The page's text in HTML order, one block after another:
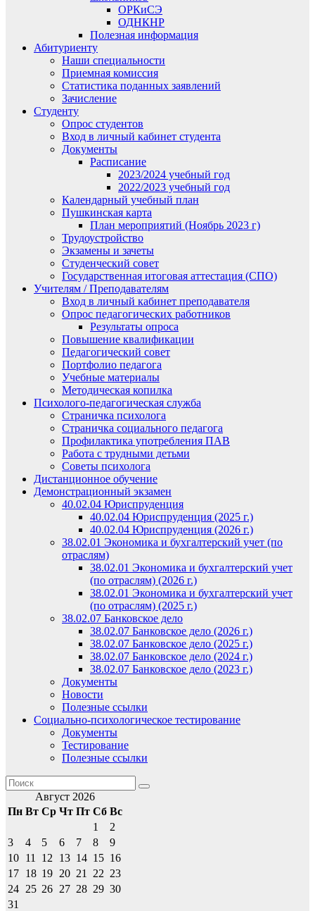
ОРКиСЭ
ОДНКНР
Полезная информация
Абитуриенту
Наши специальности
Приемная комиссия
Статистика поданных заявлений
Зачисление
Студенту
Опрос студентов
Вход в личный кабинет студента
Документы
Расписание
2023/2024 учебный год
2022/2023 учебный год
Календарный учебный план
Пушкинская карта
План мероприятий (Ноябрь 2023 г)
Трудоустройство
Экзамены и зачеты
Студенческий совет
Государственная итоговая аттестация (СПО)
Учителям / Преподавателям
Вход в личный кабинет преподавателя
Опрос педагогических работников
Результаты опроса
Повышение квалификации
Педагогический совет
Портфолио педагога
Учебные материалы
Методическая копилка
Психолого-педагогическая служба
Страничка психолога
Страничка социального педагога
Профилактика употребления ПАВ
Работа с трудными детьми
Советы психолога
Дистанционное обучение
Демонстрационный экзамен
40.02.04 Юриспруденция
40.02.04 Юриспруденция (2025 г.)
40.02.04 Юриспруденция (2026 г.)
38.02.01 Экономика и бухгалтерский учет (по
отраслям)
38.02.01 Экономика и бухгалтерский учет
(по отраслям) (2026 г.)
38.02.01 Экономика и бухгалтерский учет
(по отраслям) (2025 г.)
38.02.07 Банковское дело
38.02.07 Банковское дело (2026 г.)
38.02.07 Банковское дело (2025 г.)
38.02.07 Банковское дело (2024 г.)
38.02.07 Банковское дело (2023 г.)
Документы
Новости
Полезные ссылки
Социально-психологическое тестирование
Документы
Тестирование
Полезные ссылки
Август 2026
Пн Вт Ср Чт Пт Сб Вс
1
2
3
4 5 6 7 8
9
10 11 12 13 14 15 16
17 18 19 20 21 22 23
24 25 26 27 28 29 30
31